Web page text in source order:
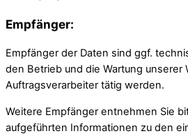
Empfänger:
Empfänger der Daten sind ggf.
den Betrieb und die Wartung unserer
Auftragsverarbeiter tätig werden.
Weitere Empfänger entnehmen Sie
aufgeführten Informationen zu den